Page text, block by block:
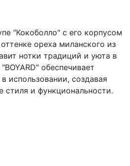
"Кокоболло" с его корпусом
ореха миланского из
нотки традиций и уюта в
обеспечивает
использовании, создавая
стиля и функциональности.